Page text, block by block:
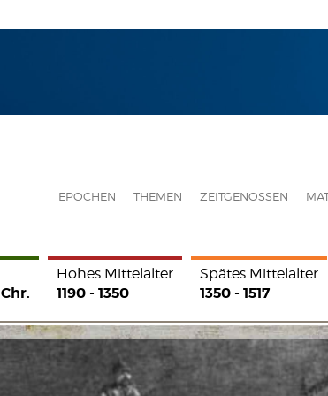
EPOCHEN THEMEN ZEITGENOSSEN
Spätes Mittelalter
1350 - 1517
Reformation und
1517 - 1690